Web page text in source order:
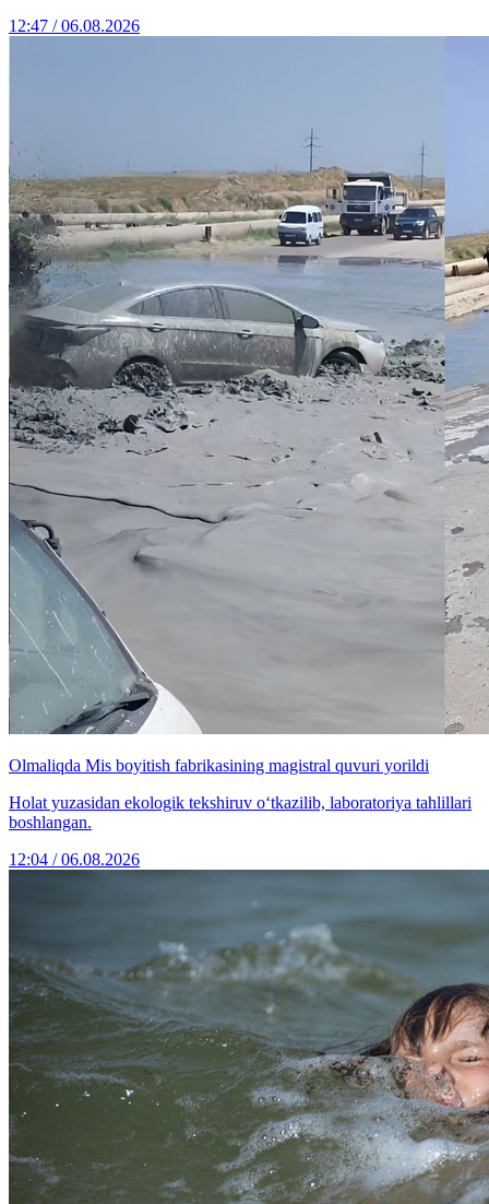
12:47 / 06.08.2026
Olmaliqda Mis boyitish fabrikasining magistral quvuri yorildi
Holat yuzasidan ekologik tekshiruv o‘tkazilib, laboratoriya tahlillari
boshlangan.
12:04 / 06.08.2026